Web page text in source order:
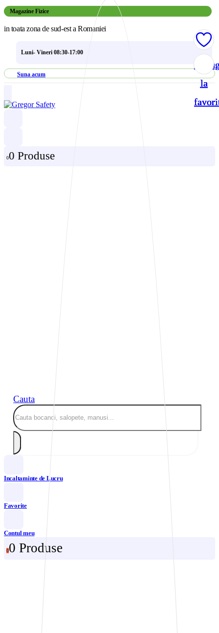
Magazine Fizice
in toata zona de sud-est a Romaniei
Luni- Vineri 08:30-17:00
Suna acum
00 Produse
Cauta
Incaltaminte de Lucru
Favorite
Contul meu
00 Produse
la
la
la
la